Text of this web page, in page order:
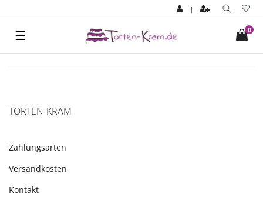
|
0
☰
TORTEN-KRAM
Zahlungsarten
Versandkosten
Kontakt